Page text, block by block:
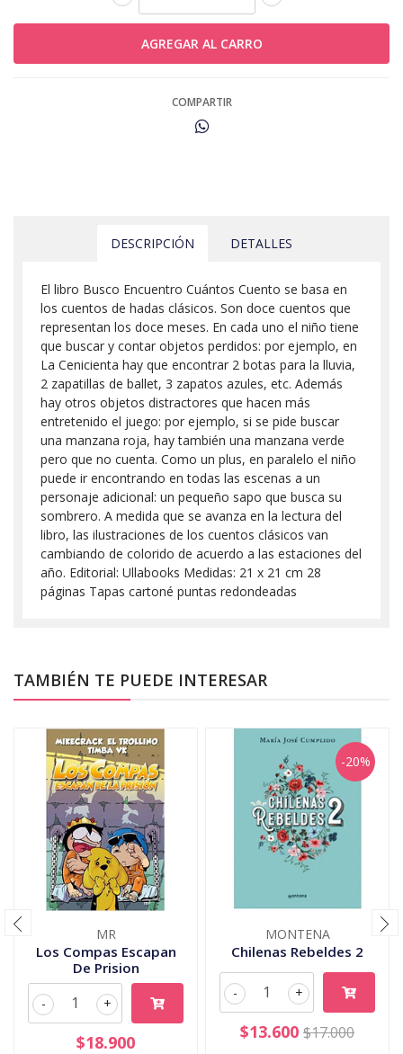
COMPARTIR
DESCRIPCIÓN DETALLES
El libro Busco Encuentro Cuántos Cuento se basa en
los cuentos de hadas clásicos. Son doce cuentos que
representan los doce meses. En cada uno el niño tiene
que buscar y contar objetos perdidos: por ejemplo, en
La Cenicienta hay que encontrar 2 botas para la lluvia,
2 zapatillas de ballet, 3 zapatos azules, etc. Además
hay otros objetos distractores que hacen más
entretenido el juego: por ejemplo, si se pide buscar
una manzana roja, hay también una manzana verde
pero que no cuenta. Como un plus, en paralelo el niño
puede ir encontrando en todas las escenas a un
personaje adicional: un pequeño sapo que busca su
sombrero. A medida que se avanza en la lectura del
libro, las ilustraciones de los cuentos clásicos van
cambiando de colorido de acuerdo a las estaciones del
año. Editorial: Ullabooks Medidas: 21 x 21 cm 28
páginas Tapas cartoné puntas redondeadas
TAMBIÉN TE PUEDE INTERESAR
MR
Los Compas Escapan
De Prision
+
-
$18.900
-20%
MONTENA
Chilenas Rebeldes 2
+
-
$13.600 $17.000